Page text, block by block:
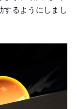
するようにしまし